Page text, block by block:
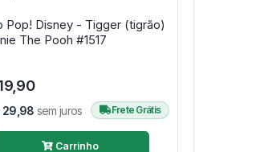
Pop! Disney - Tigger (tigrão)
- Winnie The Pooh #1517
29,98 sem juros Frete Grátis
Carrinho